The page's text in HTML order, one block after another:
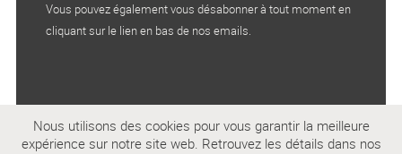
Vous pouvez également vous désabonner à tout moment en
cliquant sur le lien en bas de nos emails.
Nous utilisons des cookies pour vous garantir la meilleure
expérience sur notre site web. Retrouvez les détails dans nos